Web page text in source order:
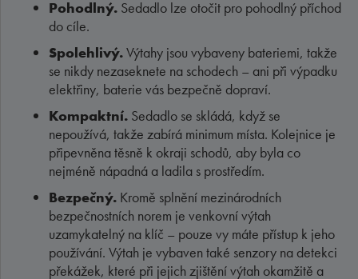
Pohodlný. Sedadlo lze otočit pro pohodlný příchod
do cíle.
Spolehlivý.Výtahy jsou vybaveny bateriemi, takže
se nikdy nezaseknete na schodech – ani při výpadku
elektřiny, baterie vás bezpečně dopraví.
Kompaktní. Sedadlo se skládá, když se
nepoužívá, takže zabírá minimum místa. Kolejnice je
připevněna těsně k okraji schodů, aby byla co
nejméně nápadná a ladila s prostředím.
Bezpečný. Kromě splnění mezinárodních
bezpečnostních norem je venkovní výtah
uzamykatelný na klíč – pouze vy máte přístup k jeho
používání. Výtah je vybaven také senzory na detekci
překážek, které při jejich zjištění výtah okamžitě a